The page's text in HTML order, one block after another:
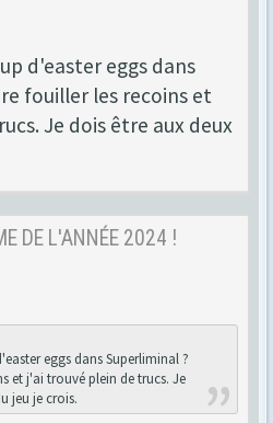
d'easter eggs dans
fouiller les recoins et
Je dois être aux deux
DE L'ANNÉE 2024 !
eggs dans Superliminal ?
et j'ai trouvé plein de trucs. Je
jeu je crois.